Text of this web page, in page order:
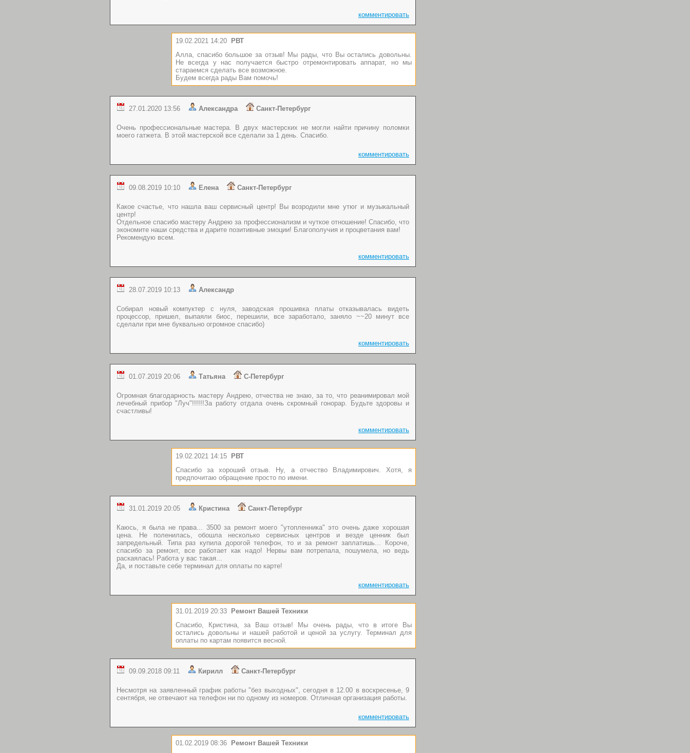
комментировать
19.02.2021 14:20
РВТ
Алла, спасибо большое за отзыв! Мы рады, что Вы остались довольны.
Не всегда у нас получается быстро отремонтировать аппарат, но мы
стараемся сделать все возможное.
Будем всегда рады Вам помочь!
27.01.2020 13:56 Александра Санкт-Петербург
Очень профессиональные мастера. В двух мастерских не могли найти причину поломки
моего гатжета. В этой мастерской все сделали за 1 день. Спасибо.
комментировать
09.08.2019 10:10 Елена Санкт-Петербург
Какое счастье, что нашла ваш сервисный центр! Вы возродили мне утюг и музыкальный
центр!
Отдельное спасибо мастеру Андрею за профессионализм и чуткое отношение! Спасибо, что
экономите наши средства и дарите позитивные эмоции! Благополучия и процветания вам!
Рекомендую всем.
комментировать
28.07.2019 10:13 Александр
Собирал новый компуктер с нуля, заводская прошивка платы отказывалась видеть
процессор, пришел, выпаяли биос, перешили, все заработало, заняло ~~20 минут все
сделали при мне буквально огромное спасибо)
комментировать
01.07.2019 20:06 Татьяна С-Петербург
Огромная благодарность мастеру Андрею, отчества не знаю, за то, что реанимировал мой
лечебный прибор "Луч"!!!!!!За работу отдала очень скромный гонорар. Будьте здоровы и
счастливы!
комментировать
19.02.2021 14:15
РВТ
Спасибо за хороший отзыв. Ну, а отчество Владимирович. Хотя, я
предпочитаю обращение просто по имени.
31.01.2019 20:05 Кристина Санкт-Петербург
Каюсь, я была не права... 3500 за ремонт моего "утопленника" это очень даже хорошая
цена. Не поленилась, обошла несколько сервисных центров и везде ценник был
запредельный. Типа раз купила дорогой телефон, то и за ремонт заплатишь... Короче,
спасибо за ремонт, все работает как надо! Нервы вам потрепала, пошумела, но ведь
раскаялась! Работа у вас такая...
Да, и поставьте себе терминал для оплаты по карте!
комментировать
31.01.2019 20:33
Ремонт Вашей Техники
Спасибо, Кристина, за Ваш отзыв! Мы очень рады, что в итоге Вы
остались довольны и нашей работой и ценой за услугу. Терминал для
оплаты по картам появится весной.
09.09.2018 09:11 Кирилл Санкт-Петербург
Несмотря на заявленный график работы "без выходных", сегодня в 12.00 в воскресенье, 9
сентября, не отвечают на телефон ни по одному из номеров. Отличная организация работы.
комментировать
01.02.2019 08:36 Ремонт Вашей Техники